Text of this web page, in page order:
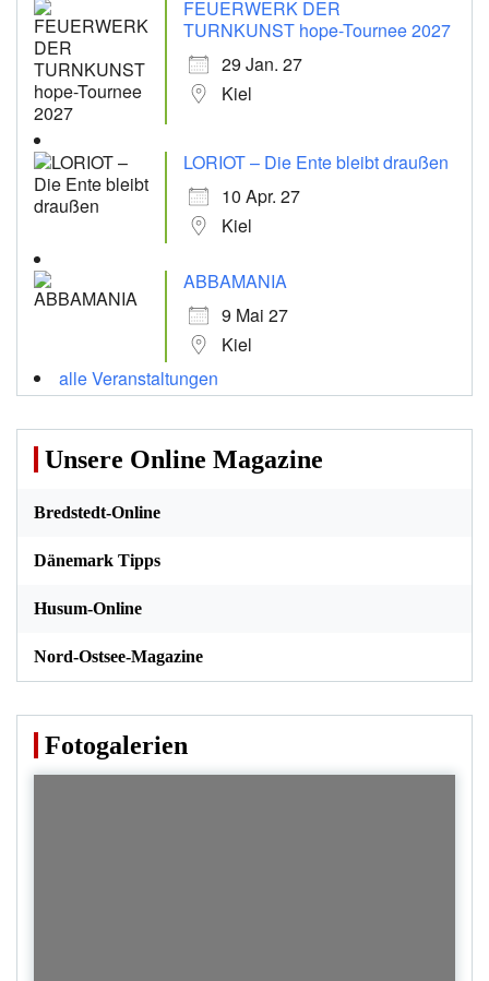
FEUERWERK DER
TURNKUNST hope-Tournee 2027
29 Jan. 27
Kiel
LORIOT – Die Ente bleibt draußen
10 Apr. 27
Kiel
ABBAMANIA
9 Mai 27
Kiel
alle Veranstaltungen
Unsere Online Magazine
Bredstedt-Online
Dänemark Tipps
Husum-Online
Nord-Ostsee-Magazine
Fotogalerien